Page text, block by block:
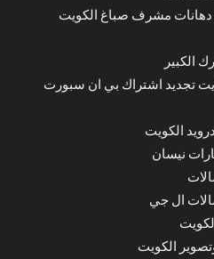
مشرف صباغ الكويت
الكبير
تجديد اشتراك بي ان سبورت
الكويت
نيسان
ال جي
الكويت